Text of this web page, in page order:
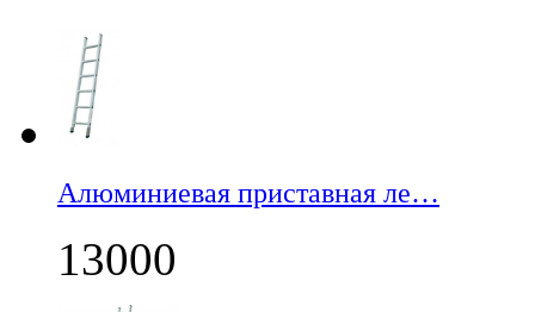
Алюминиевая приставная ле…
13000